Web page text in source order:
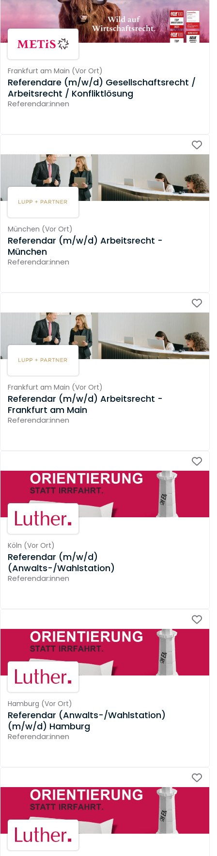
Frankfurt am Main (Vor Ort)
Referendare (m/w/d) Gesellschaftsrecht /
Arbeitsrecht / Konfliktlösung
Referendar:innen
München (Vor Ort)
Referendar (m/w/d) Arbeitsrecht -
München
Referendar:innen
Frankfurt am Main (Vor Ort)
Referendar (m/w/d) Arbeitsrecht -
Frankfurt am Main
Referendar:innen
Köln (Vor Ort)
Referendar (m/w/d)
(Anwalts-/Wahlstation)
Referendar:innen
Hamburg (Vor Ort)
Referendar (Anwalts-/Wahlstation)
(m/w/d) Hamburg
Referendar:innen